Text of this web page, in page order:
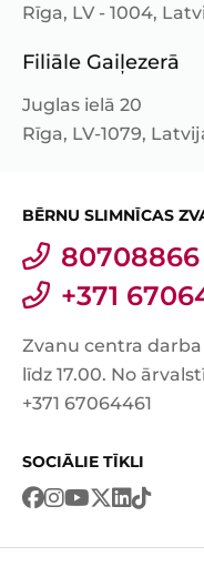
Rīga, LV - 1004,
Filiāle Gaiļezerā
Juglas ielā 20
Rīga, LV-1079,
BĒRNU SLIMNĪCAS
80708866
+371
Zvanu centra
līdz 17.00. No
+371 67064461
SOCIĀLIE TĪKLI